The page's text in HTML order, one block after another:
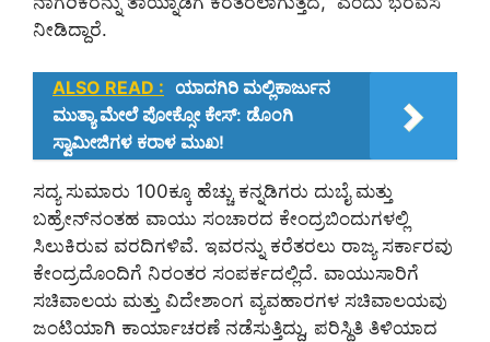
ನೀಡಿದ್ದಾರೆ.
ALSO READ : ಯಾದಗಿರಿ ಮಲ್ಲಿಕಾರ್ಜುನ
ಮುತ್ಯಾ ಮೇಲೆ ಪೋಕ್ಸೋ ಕೇಸ್: ಡೊಂಗಿ
ಸ್ವಾಮೀಜಿಗಳ ಕರಾಳ ಮುಖ!
ಸದ್ಯ ಸುಮಾರು 100ಕ್ಕೂ ಹೆಚ್ಚು ಕನ್ನಡಿಗರು ದುಬೈ ಮತ್ತು
ಬಹ್ರೇನ್‌ನಂತಹ ವಾಯು ಸಂಚಾರದ ಕೇಂದ್ರಬಿಂದುಗಳಲ್ಲಿ
ಸಿಲುಕಿರುವ ವರದಿಗಳಿವೆ. ಇವರನ್ನು ಕರೆತರಲು ರಾಜ್ಯ ಸರ್ಕಾರವು
ಕೇಂದ್ರದೊಂದಿಗೆ ನಿರಂತರ ಸಂಪರ್ಕದಲ್ಲಿದೆ. ವಾಯುಸಾರಿಗೆ
ಸಚಿವಾಲಯ ಮತ್ತು ವಿದೇಶಾಂಗ ವ್ಯವಹಾರಗಳ ಸಚಿವಾಲಯವು
ಜಂಟಿಯಾಗಿ ಕಾರ್ಯಾಚರಣೆ ನಡೆಸುತ್ತಿದ್ದು, ಪರಿಸ್ಥಿತಿ ತಿಳಿಯಾದ